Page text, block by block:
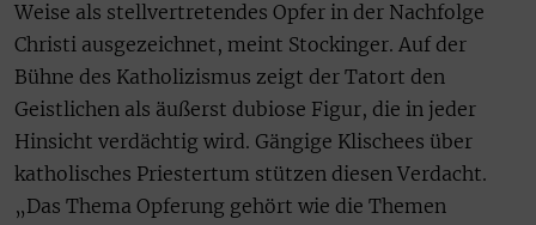
Weise als stellvertretendes Opfer in der Nachfolge
Christi ausgezeichnet, meint Stockinger. Auf der
Bühne des Katholizismus zeigt der Tatort den
Geistlichen als äußerst dubiose Figur, die in jeder
Hinsicht verdächtig wird. Gängige Klischees über
katholisches Priestertum stützen diesen Verdacht.
„Das Thema Opferung gehört wie die Themen